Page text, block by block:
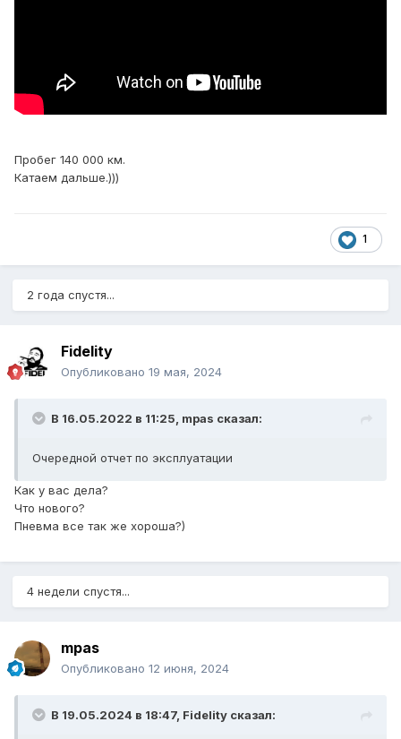
Пробег 140 000 км.
Катаем дальше.)))
1
2 года спустя...
Fidelity
Опубликовано 19 мая, 2024
В 16.05.2022 в 11:25, mpas сказал:
Очередной отчет по эксплуатации
Как у вас дела?
Что нового?
Пневма все так же хороша?)
4 недели спустя...
mpas
Опубликовано 12 июня, 2024
В 19.05.2024 в 18:47, Fidelity сказал: